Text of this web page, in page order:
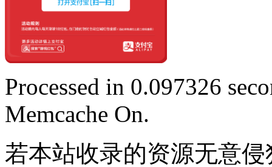
Processed in 0.097326
Memcache On.
若本站收录的资源无意